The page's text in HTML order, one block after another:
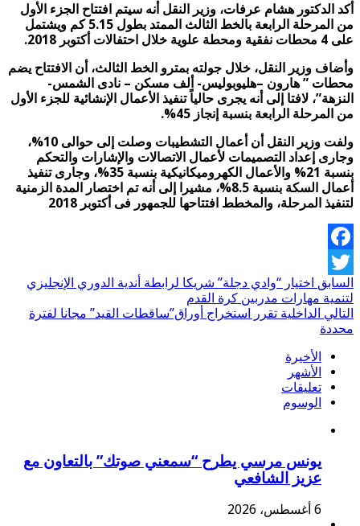
أكد الدكتور هشام عرفات، وزير النقل أنه سيتم افتتاح الجزء الأول
من المرحلة الرابعة بالخط الثالث الممتد بطول 5.15 كم ويشتمل
على 4 محطات نفقية ومحطة علوية خلال احتفالات أكتوبر 2018.
وأضاف وزير النقل، خلال جولته بمترو الخط الثالث، أن الافتتاح يضم
محطات ” هارون –هليوبوليس- ألف مسكن – نادى الشمس-
النزهة”، لافتا إلى أنه يجرى حالياً تنفيذ الأعمال الإنشائية للجزء الأول
من المرحلة الرابعة بنسبة إنجاز 45%.
ولفت وزير النقل أن أعمال التشطيبات وصلت إلى حوالى 10%،
وجارى إعداد التصميمات لأعمال الاتصالات والإشارات والتحكم
بنسبة 21% والأعمال الكهروميكانيكية بنسبة 35%، وجارى تنفيذ
أعمال السكة بنسبة 8.5%، مشيرا إلى أنه تم اختصار المدة الزمنية
لتنفيذ المرحلة، والمخطط افتتاحها للجمهور فى أكتوبر 2018
Facebook
Twitter
السابق اختيار “وادي دجلة” شريكا لرابطة أندية الدوري الإنجليزي
لتنمية مهارات مدربين كرة القدم
التالي الداخلية تقرر استخراج أوراق”ساقطات القيد” مجانا لفترة
محددة
الأخيرة
الأشهر
تعليقات
الوسوم
يونس مرسي يطرح “سمعني صوتك” بالتعاون مع
عزيز الشافعي
6 أغسطس، 2026